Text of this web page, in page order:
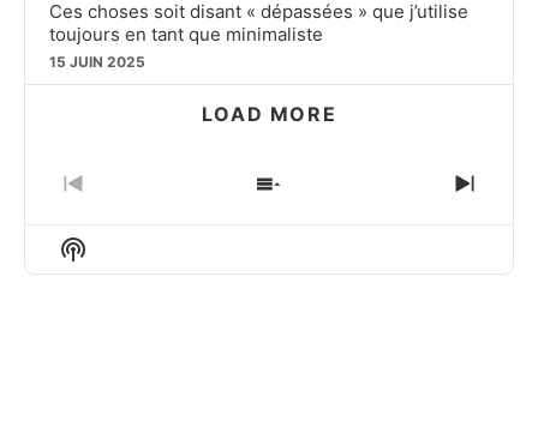
Ces choses soit disant « dépassées » que j’utilise
toujours en tant que minimaliste
15 JUIN 2025
LOAD MORE
PREVIOUS
EPISODE
SHOW
EPISODES
NEXT
Show
Podcast